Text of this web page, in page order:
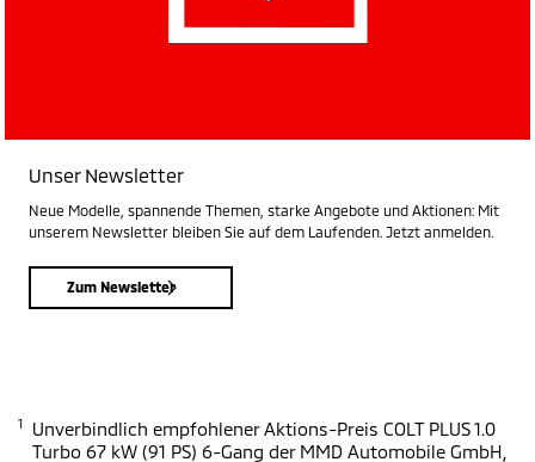
Unser Newsletter
Neue Modelle, spannende Themen, starke Angebote und Aktionen: Mit
unserem Newsletter bleiben Sie auf dem Laufenden. Jetzt anmelden.
Zum Newsletter
1
Unverbindlich empfohlener Aktions-Preis COLT PLUS 1.0
Turbo 67 kW (91 PS) 6-Gang der MMD Automobile GmbH,